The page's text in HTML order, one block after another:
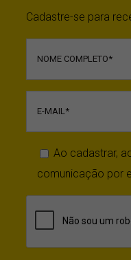
Cadastre-se para
Ao cadastrar,
comunicação por